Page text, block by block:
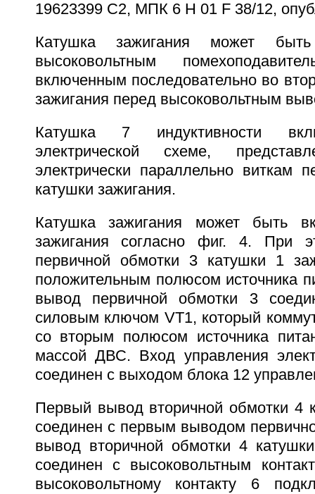
19623399 C2, МПК 6 H 01 F 38/12,
Катушка зажигания может
высоковольтным
включенным последовательно во
зажигания перед высоковольтным
Катушка 7 индуктивности
электрической схеме,
электрически параллельно виткам
катушки зажигания.
Катушка зажигания может быть
зажигания согласно фиг. 4. При
первичной обмотки 3 катушки 1
положительным полюсом источника
вывод первичной обмотки 3
силовым ключом VT1, который
со вторым полюсом источника
массой ДВС. Вход управления
соединен с выходом блока 12
Первый вывод вторичной обмотки 4
соединен с первым выводом
вывод вторичной обмотки 4
соединен с высоковольтным
высоковольтному контакту 6